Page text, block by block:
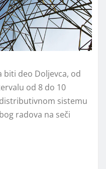
biti deo Doljevca, od
od 8 do 10
sistemu
radova na seči